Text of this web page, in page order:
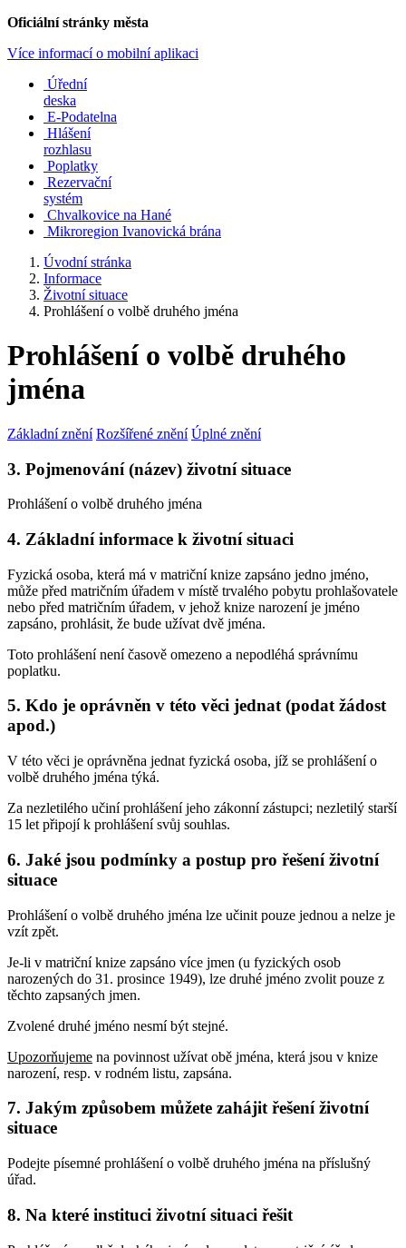
Oficiální stránky města
Více informací o mobilní aplikaci
Úřední
deska
E-Podatelna
Hlášení
rozhlasu
Poplatky
Rezervační
systém
Chvalkovice na Hané
Mikroregion Ivanovická brána
Úvodní stránka
Informace
Životní situace
Prohlášení o volbě druhého jména
Prohlášení o volbě druhého
jména
Základní znění Rozšířené znění Úplné znění
3. Pojmenování (název) životní situace
Prohlášení o volbě druhého jména
4. Základní informace k životní situaci
Fyzická osoba, která má v matriční knize zapsáno jedno jméno,
může před matričním úřadem v místě trvalého pobytu prohlašovatele
nebo před matričním úřadem, v jehož knize narození je jméno
zapsáno, prohlásit, že bude užívat dvě jména.
Toto prohlášení není časově omezeno a nepodléhá správnímu
poplatku.
5. Kdo je oprávněn v této věci jednat (podat žádost
apod.)
V této věci je oprávněna jednat fyzická osoba, jíž se prohlášení o
volbě druhého jména týká.
Za nezletilého učiní prohlášení jeho zákonní zástupci; nezletilý starší
15 let připojí k prohlášení svůj souhlas.
6. Jaké jsou podmínky a postup pro řešení životní
situace
Prohlášení o volbě druhého jména lze učinit pouze jednou a nelze je
vzít zpět.
Je-li v matriční knize zapsáno více jmen (u fyzických osob
narozených do 31. prosince 1949), lze druhé jméno zvolit pouze z
těchto zapsaných jmen.
Zvolené druhé jméno nesmí být stejné.
Upozorňujeme na povinnost užívat obě jména, která jsou v knize
narození, resp. v rodném listu, zapsána.
7. Jakým způsobem můžete zahájit řešení životní
situace
Podejte písemné prohlášení o volbě druhého jména na příslušný
úřad.
8. Na které instituci životní situaci řešit